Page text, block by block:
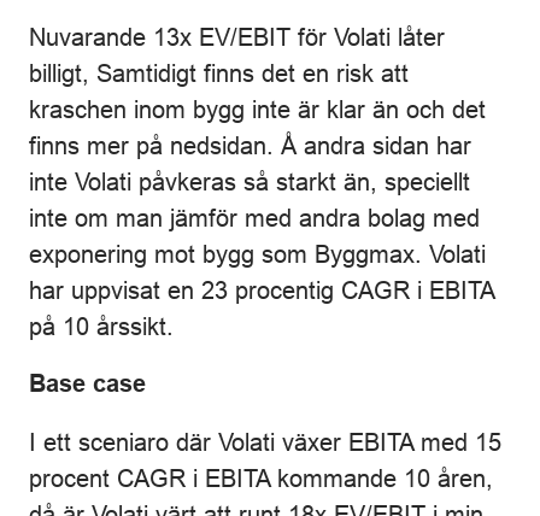
Nuvarande 13x EV/EBIT för Volati låter
billigt, Samtidigt finns det en risk att
kraschen inom bygg inte är klar än och det
finns mer på nedsidan. Å andra sidan har
inte Volati påvkeras så starkt än, speciellt
inte om man jämför med andra bolag med
exponering mot bygg som Byggmax. Volati
har uppvisat en 23 procentig CAGR i EBITA
på 10 årssikt.
Base case
I ett sceniaro där Volati växer EBITA med 15
procent CAGR i EBITA kommande 10 åren,